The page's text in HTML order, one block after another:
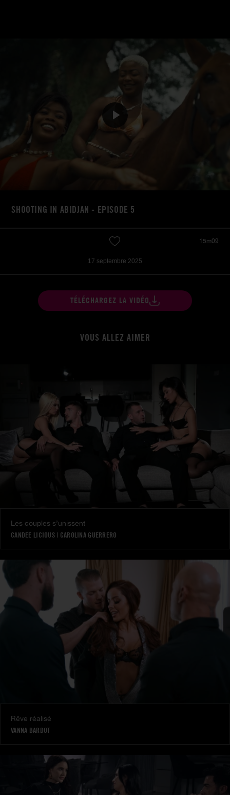
SHOOTING IN ABIDJAN - EPISODE 5
15m09
17 septembre 2025
TÉLÉCHARGEZ LA VIDÉO
VOUS ALLEZ AIMER
Les couples s’unissent
CANDEE LICIOUS| CAROLINA GUERRERO
Rêve réalisé
VANNA BARDOT